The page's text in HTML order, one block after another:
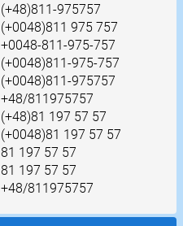
(+48)811-975757
(+0048)811 975 757
+0048-811-975-757
(+0048)811-975-757
(+0048)811-975757
+48/811975757
(+48)81 197 57 57
(+0048)81 197 57 57
81 197 57 57
81 197 57 57
+48/811975757